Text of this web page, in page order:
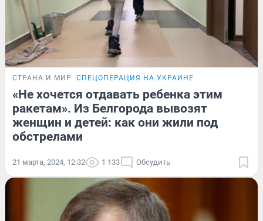
СТРАНА И МИР СПЕЦОПЕРАЦИЯ НА УКРАИНЕ
«Не хочется отдавать ребенка этим
ракетам». Из Белгорода вывозят
женщин и детей: как они жили под
обстрелами
21 марта, 2024, 12:32 1 133 Обсудить